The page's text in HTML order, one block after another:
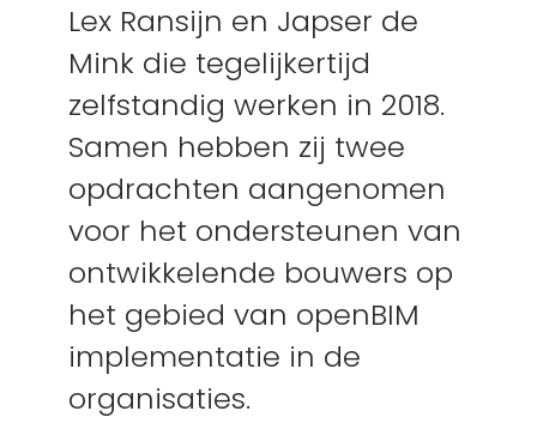
Lex Ransijn en Japser de
Mink die tegelijkertijd
zelfstandig werken in 2018.
Samen hebben zij twee
opdrachten aangenomen
voor het ondersteunen van
ontwikkelende bouwers op
het gebied van openBIM
implementatie in de
organisaties.